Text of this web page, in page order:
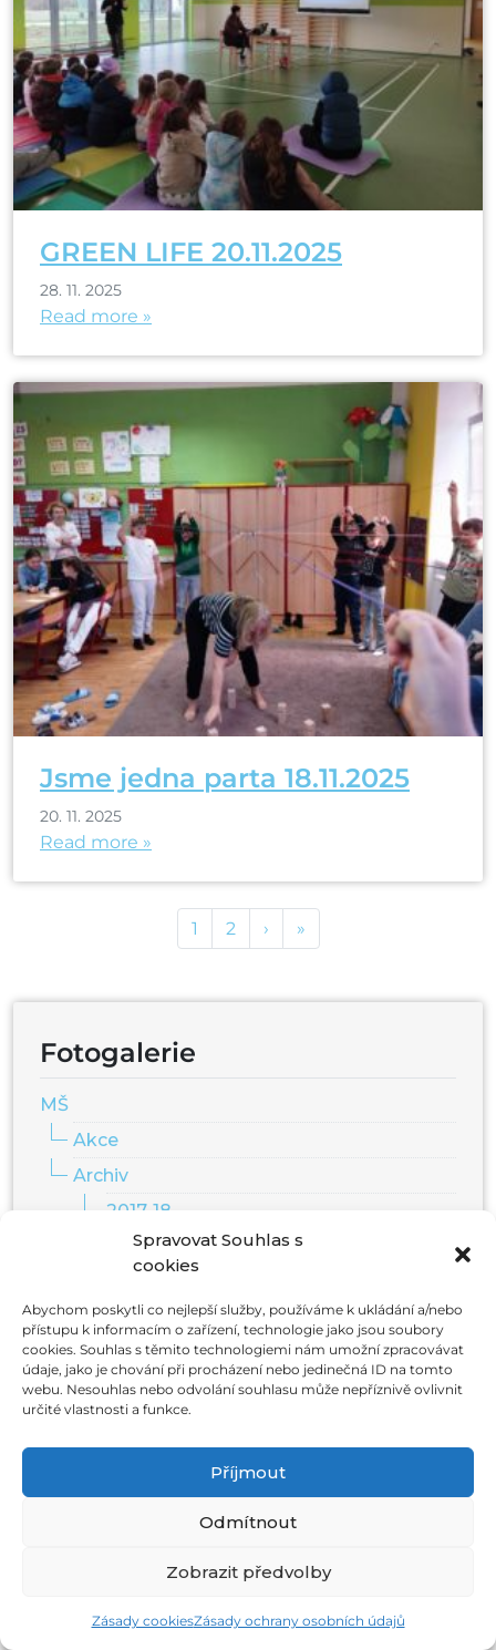
Spravovat Souhlas s
cookies
Abychom poskytli co nejlepší služby, používáme k ukládání a/nebo
přístupu k informacím o zařízení, technologie jako jsou soubory
cookies. Souhlas s těmito technologiemi nám umožní zpracovávat
údaje, jako je chování při procházení nebo jedinečná ID na tomto
webu. Nesouhlas nebo odvolání souhlasu může nepříznivě ovlivnit
určité vlastnosti a funkce.
Příjmout
Odmítnout
Zobrazit předvolby
Zásady cookiesZásady ochrany osobních údajů
GREEN LIFE 20.11.2025
28. 11. 2025
Read more »
Jsme jedna parta 18.11.2025
20. 11. 2025
Read more »
Page
1 Page
2 › »
Fotogalerie
MŠ
Akce
Archiv
2017-18
2018-19
2020-21
2023-24
2024-25
ZŠ
2023/2024